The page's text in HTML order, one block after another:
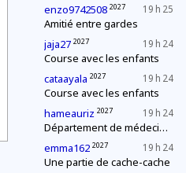
19 h 25
enzo9742508 2027
Amitié entre gardes
19 h 24
jaja27 2027
Course avec les enfants
19 h 24
cataayala 2027
Course avec les enfants
19 h 24
hameauriz 2027
Département de médecine : contrôle d'une épidémie
19 h 24
emma162 2027
Une partie de cache-cache